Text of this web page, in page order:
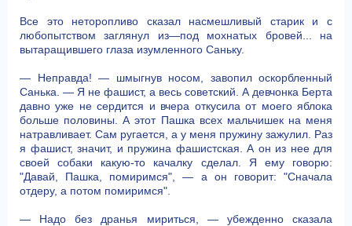
Все это неторопливо сказал насмешливый старик и с
любопытством заглянул из—под мохнатых бровей... на
вытаращившего глаза изумленного Саньку.
— Неправда! — шмыгнув носом, завопил оскорбленный
Санька. — Я не фашист, а весь советский. А девчонка Берта
давно уже не сердится и вчера откусила от моего яблока
больше половины. А этот Пашка всех мальчишек на меня
натравливает. Сам ругается, а у меня пружину зажулил. Раз
я фашист, значит, и пружина фашистская. А он из нее для
своей собаки какую-то качалку сделал. Я ему говорю:
"Давай, Пашка, помиримся", — а он говорит: "Сначала
отдеру, а потом помиримся".
— Надо без дранья мириться, — убежденно сказала